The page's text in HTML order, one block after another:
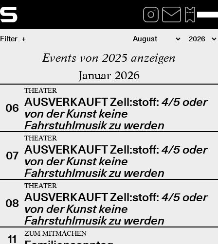
Filter
Events von 2025 anzeigen
Januar 2026
06
THEATER
AUSVERKAUFT Zell:stoff: 4/5 oder
von der Kunst keine
Fahrstuhlmusik zu werden
07
THEATER
AUSVERKAUFT Zell:stoff: 4/5 oder
von der Kunst keine
Fahrstuhlmusik zu werden
08
THEATER
AUSVERKAUFT Zell:stoff: 4/5 oder
von der Kunst keine
Fahrstuhlmusik zu werden
11
ZUM MITMACHEN